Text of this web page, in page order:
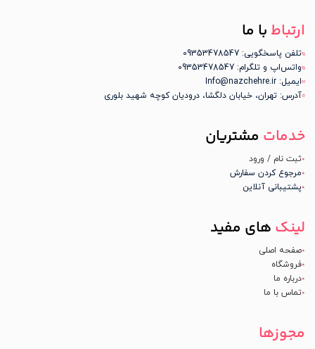
ارتباط با ما
تلفن پاسخگویی: 09353478547
واتس‌اپ و تلگرام: 09353478547
ایمیل: Info@nazchehre.ir
آدرس: تهران، خیابان دلگشا، درودیان کوچه شهید بلوری
خدمات مشتریان
ثبت نام / ورود
مرجوع کردن سفارش
پشتیبانی آنلاین
لینک های مفید
صفحه اصلی
فروشگاه
درباره ما
تماس با ما
مجوزها